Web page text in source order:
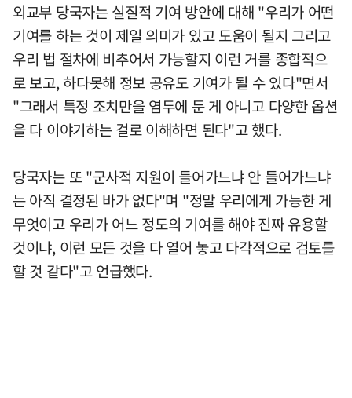
외교부 당국자는 실질적 기여 방안에 대해 "우리가 어떤
기여를 하는 것이 제일 의미가 있고 도움이 될지 그리고
우리 법 절차에 비추어서 가능할지 이런 거를 종합적으
로 보고, 하다못해 정보 공유도 기여가 될 수 있다"면서
"그래서 특정 조치만을 염두에 둔 게 아니고 다양한 옵션
을 다 이야기하는 걸로 이해하면 된다"고 했다.
당국자는 또 "군사적 지원이 들어가느냐 안 들어가느냐
는 아직 결정된 바가 없다"며 "정말 우리에게 가능한 게
무엇이고 우리가 어느 정도의 기여를 해야 진짜 유용할
것이냐, 이런 모든 것을 다 열어 놓고 다각적으로 검토를
할 것 같다"고 언급했다.